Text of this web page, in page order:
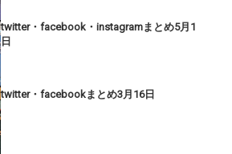
twitter・facebook・instagramまとめ5月1
日
twitter・facebookまとめ3月16日